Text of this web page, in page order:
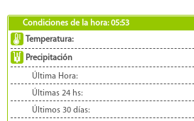
Condiciones de la hora:05:53
Temperatura:
Precipitación
Última Hora:
Últimas 24 hs:
Últimos 30 días: